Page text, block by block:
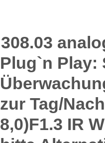
308.03
Plug`n Play:
zur Tag/
8,0)F1.3 IR